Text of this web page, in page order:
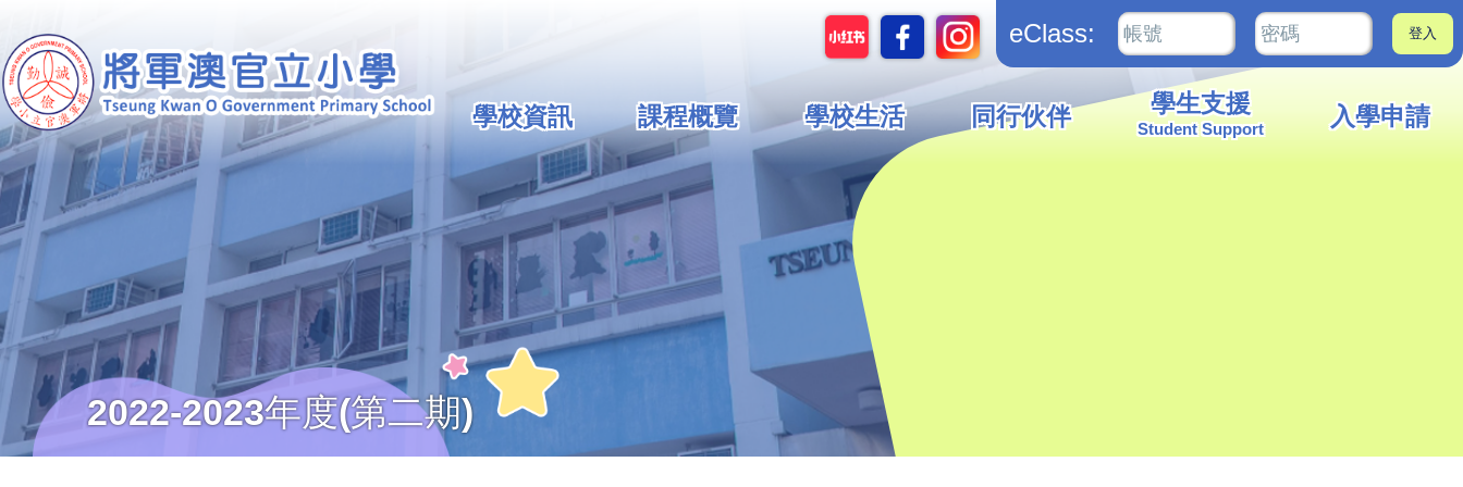
eClass:
Main
navigation
學校資訊 課程概覽 學校生活 同行伙伴 學生支援
Student Support 入學申請
2022-2023年度(第二期)